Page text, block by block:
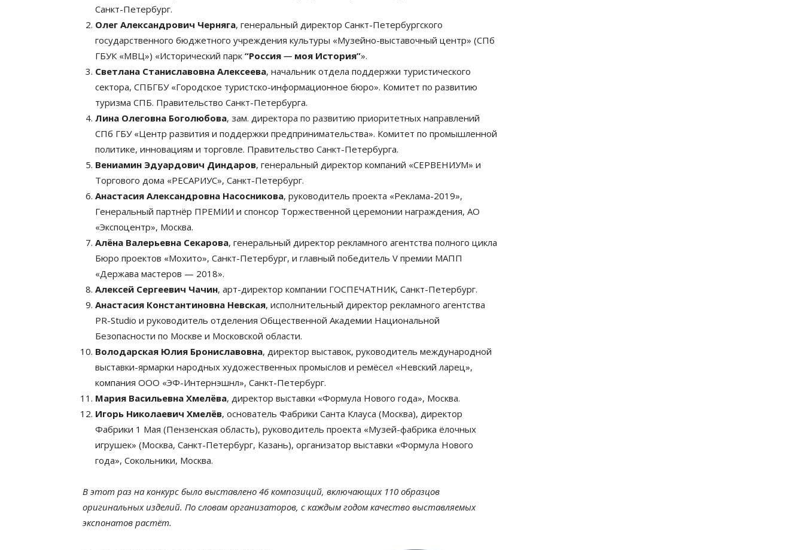
Санкт-Петербург.
Олег Александрович Черняга, генеральный директор Санкт-Петербургского
государственного бюджетного учреждения культуры «Музейно-выставочный центр» (СПб
ГБУК «МВЦ») «Исторический парк “Россия — моя История”».
Светлана Станиславовна Алексеева, начальник отдела поддержки туристического
сектора, СПБГБУ «Городское туристско-информационное бюро». Комитет по развитию
туризма СПБ. Правительство Санкт-Петербурга.
Лина Олеговна Боголюбова, зам. директора по развитию приоритетных направлений
СПб ГБУ «Центр развития и поддержки предпринимательства». Комитет по промышленной
политике, инновациям и торговле. Правительство Санкт-Петербурга.
Вениамин Эдуардович Диндаров, генеральный директор компаний «СЕРВЕНИУМ» и
Торгового дома «РЕСАРИУС», Санкт-Петербург.
Анастасия Александровна Насосникова, руководитель проекта «Реклама-2019»,
Генеральный партнёр ПРЕМИИ и спонсор Торжественной церемонии награждения, АО
«Экспоцентр», Москва.
Алёна Валерьевна Секарова, генеральный директор рекламного агентства полного цикла
Бюро проектов «Мохито», Санкт-Петербург, и главный победитель V премии МАПП
«Держава мастеров — 2018».
Алексей Сергеевич Чачин, арт-директор компании ГОСПЕЧАТНИК, Санкт-Петербург.
Анастасия Константиновна Невская, исполнительный директор рекламного агентства
PR-Studio и руководитель отделения Общественной Академии Национальной
Безопасности по Москве и Московской области.
Володарская Юлия Брониславовна, директор выставок, руководитель международной
выставки-ярмарки народных художественных промыслов и ремёсел «Невский ларец»,
компания ООО «ЭФ-Интернэшнл», Санкт-Петербург.
Мария Васильевна Хмелёва, директор выставки «Формула Нового года», Москва.
Игорь Николаевич Хмелёв, основатель Фабрики Санта Клауса (Москва), директор
Фабрики 1 Мая (Пензенская область), руководитель проекта «Музей-фабрика ёлочных
игрушек» (Москва, Санкт-Петербург, Казань), организатор выставки «Формула Нового
года», Сокольники, Москва.
В этот раз на конкурс было выставлено 46 композиций, включающих 110 образцов
оригинальных изделий. По словам организаторов, с каждым годом качество выставляемых
экспонатов растёт.